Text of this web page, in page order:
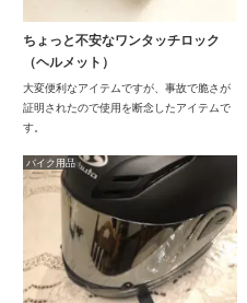
ちょっと不安なワンタッチロック
（ヘルメット）
大変便利なアイテムですが、事故で脆さが
証明されたので使用を断念したアイテムで
す。
バイク用品